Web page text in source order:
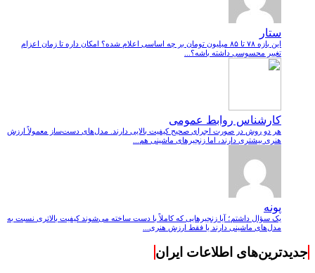
ستار
این بازه ۷۸ تا ۸۵ میلیون تومان بر چه اساسی اعلام شده؟ امکان داره تا زمان اعزام
تغییر محسوسی داشته باشه؟...
کارشناس روابط عمومی
هر دو روش در صورت اجرای صحیح کیفیت بالایی دارند. مدل‌های دست‌ساز معمولاً ارزش
هنری بیشتری دارند، اما زنجیرهای ماشینی هم...
پونه
یک سؤال داشتم؛ آیا زنجیرهایی که کاملاً با دست ساخته می‌شوند کیفیت بالاتری نسبت به
مدل‌های ماشینی دارند یا فقط ارزش هنری...
جدیدترین‌های اطلاعات ایران